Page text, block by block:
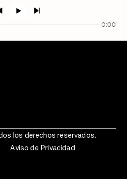
0:00
los derechos reservados.
Aviso de Privacidad